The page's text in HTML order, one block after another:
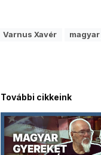
Varnus Xavér
További cikkeink